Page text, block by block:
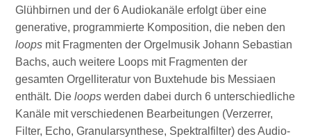
Glühbirnen und der 6 Audiokanäle erfolgt über eine
generative, programmierte Komposition, die neben den
loops mit Fragmenten der Orgelmusik Johann Sebastian
Bachs, auch weitere Loops mit Fragmenten der
gesamten Orgelliteratur von Buxtehude bis Messiaen
enthält. Dieloops werden dabei durch 6 unterschiedliche
Kanäle mit verschiedenen Bearbeitungen (Verzerrer,
Filter, Echo, Granularsynthese, Spektralfilter) des Audio-